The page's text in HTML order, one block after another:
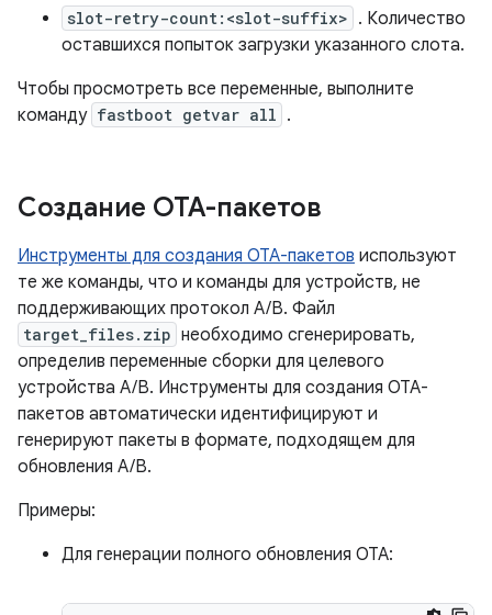
slot-retry-count:<slot-suffix> . Количество
оставшихся попыток загрузки указанного слота.
Чтобы просмотреть все переменные, выполните
команду fastboot getvar all .
Создание OTA-пакетов
Инструменты для создания OTA-пакетов используют
те же команды, что и команды для устройств, не
поддерживающих протокол A/B. Файл
target_files.zip необходимо сгенерировать,
определив переменные сборки для целевого
устройства A/B. Инструменты для создания OTA-
пакетов автоматически идентифицируют и
генерируют пакеты в формате, подходящем для
обновления A/B.
Примеры:
Для генерации полного обновления OTA: